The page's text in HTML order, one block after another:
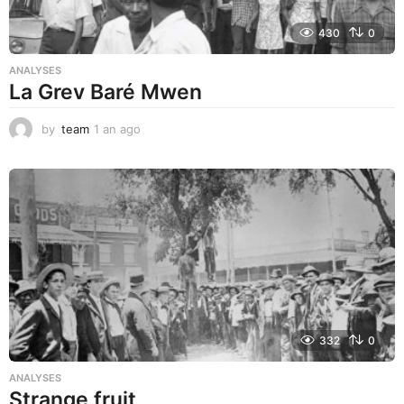
430 0
ANALYSES
La Grev Baré Mwen
by team 1 an ago
a
g
o
332 0
ANALYSES